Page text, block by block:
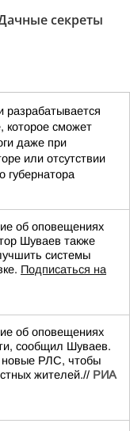
секреты
разрабатывается
которое сможет
даже при
или отсутствии
губернатора
об оповещениях
Шуваев также
системы
Подписаться на
об оповещениях
сообщил Шуваев.
новые РЛС, чтобы
жителей.// РИА